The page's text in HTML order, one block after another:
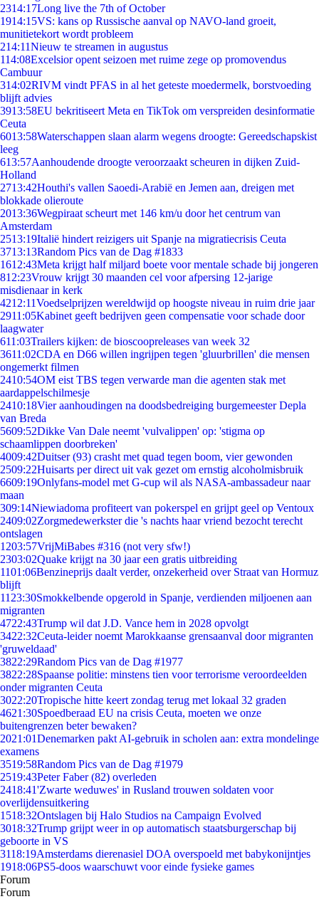
2314:17Long live the 7th of October
1914:15VS: kans op Russische aanval op NAVO-land groeit,
munitietekort wordt probleem
214:11Nieuw te streamen in augustus
114:08Excelsior opent seizoen met ruime zege op promovendus
Cambuur
314:02RIVM vindt PFAS in al het geteste moedermelk, borstvoeding
blijft advies
3913:58EU bekritiseert Meta en TikTok om verspreiden desinformatie
Ceuta
6013:58Waterschappen slaan alarm wegens droogte: Gereedschapskist
leeg
613:57Aanhoudende droogte veroorzaakt scheuren in dijken Zuid-
Holland
2713:42Houthi's vallen Saoedi-Arabië en Jemen aan, dreigen met
blokkade olieroute
2013:36Wegpiraat scheurt met 146 km/u door het centrum van
Amsterdam
2513:19Italië hindert reizigers uit Spanje na migratiecrisis Ceuta
3713:13Random Pics van de Dag #1833
1612:43Meta krijgt half miljard boete voor mentale schade bij jongeren
812:23Vrouw krijgt 30 maanden cel voor afpersing 12-jarige
misdienaar in kerk
4212:11Voedselprijzen wereldwijd op hoogste niveau in ruim drie jaar
2911:05Kabinet geeft bedrijven geen compensatie voor schade door
laagwater
611:03Trailers kijken: de bioscoopreleases van week 32
3611:02CDA en D66 willen ingrijpen tegen 'gluurbrillen' die mensen
ongemerkt filmen
2410:54OM eist TBS tegen verwarde man die agenten stak met
aardappelschilmesje
2410:18Vier aanhoudingen na doodsbedreiging burgemeester Depla
van Breda
5609:52Dikke Van Dale neemt 'vulvalippen' op: 'stigma op
schaamlippen doorbreken'
4009:42Duitser (93) crasht met quad tegen boom, vier gewonden
2509:22Huisarts per direct uit vak gezet om ernstig alcoholmisbruik
6609:19Onlyfans-model met G-cup wil als NASA-ambassadeur naar
maan
309:14Niewiadoma profiteert van pokerspel en grijpt geel op Ventoux
2409:02Zorgmedewerkster die 's nachts haar vriend bezocht terecht
ontslagen
1203:57VrijMiBabes #316 (not very sfw!)
2303:02Quake krijgt na 30 jaar een gratis uitbreiding
1101:06Benzineprijs daalt verder, onzekerheid over Straat van Hormuz
blijft
11 23:30Smokkelbende opgerold in Spanje, verdienden miljoenen aan
migranten
4722:43Trump wil dat J.D. Vance hem in 2028 opvolgt
3422:32Ceuta-leider noemt Marokkaanse grensaanval door migranten
'gruweldaad'
3822:29Random Pics van de Dag #1977
3822:28Spaanse politie: minstens tien voor terrorisme veroordeelden
onder migranten Ceuta
3022:20Tropische hitte keert zondag terug met lokaal 32 graden
4621:30Spoedberaad EU na crisis Ceuta, moeten we onze
buitengrenzen beter bewaken?
2021:01Denemarken pakt AI-gebruik in scholen aan: extra mondelinge
examens
3519:58Random Pics van de Dag #1979
2519:43Peter Faber (82) overleden
2418:41'Zwarte weduwes' in Rusland trouwen soldaten voor
overlijdensuitkering
1518:32Ontslagen bij Halo Studios na Campaign Evolved
3018:32Trump grijpt weer in op automatisch staatsburgerschap bij
geboorte in VS
3118:19Amsterdams dierenasiel DOA overspoeld met babykonijntjes
1918:06PS5-doos waarschuwt voor einde fysieke games
Forum
Forum